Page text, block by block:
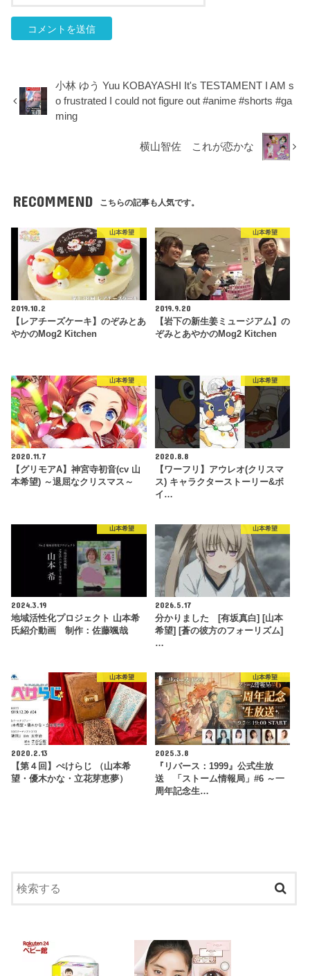
小林 ゆう Yuu KOBAYASHI It's TESTAMENT I AM s
o frustrated I could not figure out #anime #shorts #ga
ming
横山智佐 これが恋かな
RECOMMEND こちらの記事も人気です。
山本希望
2019.10.2
【レアチーズケーキ】のぞみとあ
やかのMog2 Kitchen
山本希望
2019.9.20
【岩下の新生姜ミュージアム】の
ぞみとあやかのMog2 Kitchen
山本希望
2020.11.7
【グリモアA】神宮寺初音(cv 山
本希望) ～退屈なクリスマス～
山本希望
2020.8.8
【ワーフリ】アウレオ(クリスマ
ス) キャラクターストーリー&ボ
イ…
山本希望
2024.3.19
地域活性化プロジェクト 山本希
氏紹介動画 制作：佐藤颯哉
山本希望
2026.5.17
分かりました [有坂真白] [山本
希望] [蒼の彼方のフォーリズム]
…
山本希望
2020.2.13
【第４回】ぺけらじ （山本希
望・優木かな・立花芽恵夢）
山本希望
2025.3.8
『リバース：1999』公式生放
送 「ストーム情報局」#6 ～一
周年記念生…